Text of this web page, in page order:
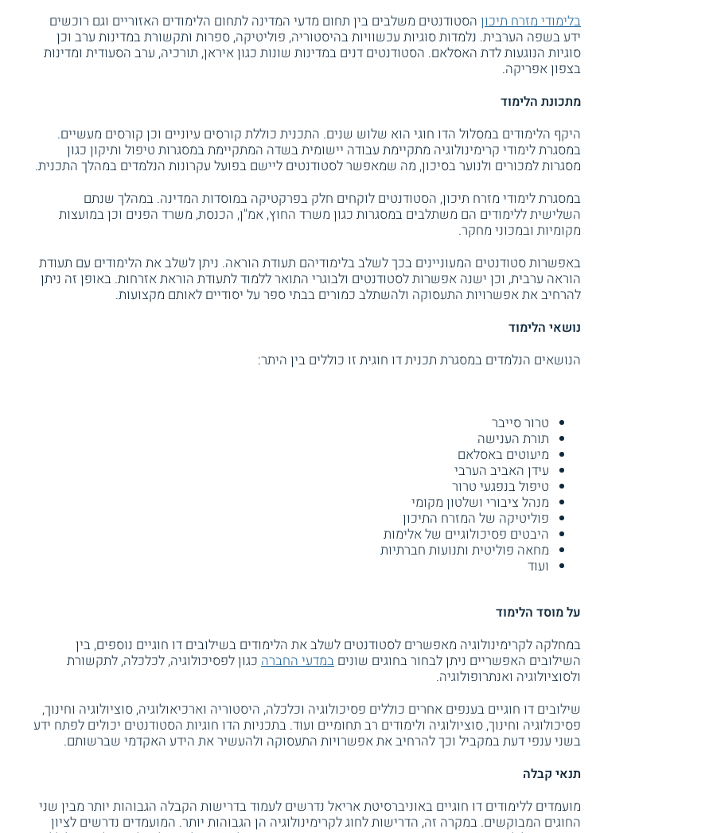
בלימודי מזרח תיכון הסטודנטים משלבים בין תחום מדעי המדינה לתחום הלימודים האזוריים וגם רוכשים
ידע בשפה הערבית. נלמדות סוגיות עכשוויות בהיסטוריה, פוליטיקה, ספרות ותקשורת במדינות ערב וכן
סוגיות הנוגעות לדת האסלאם. הסטודנטים דנים במדינות שונות כגון איראן, תורכיה, ערב הסעודית ומדינות
בצפון אפריקה.
מתכונת הלימוד
היקף הלימודים במסלול הדו חוגי הוא שלוש שנים. התכנית כוללת קורסים עיוניים וכן קורסים מעשיים.
במסגרת לימודי קרימינולוגיה מתקיימת עבודה יישומית בשדה המתקיימת במסגרות טיפול ותיקון כגון
מסגרות למכורים ולנוער בסיכון, מה שמאפשר לסטודנטים ליישם בפועל עקרונות הנלמדים במהלך התכנית.
במסגרת לימודי מזרח תיכון, הסטודנטים לוקחים חלק בפרקטיקה במוסדות המדינה. במהלך שנתם
השלישית ללימודים הם משתלבים במסגרות כגון משרד החוץ, אמ"ן, הכנסת, משרד הפנים וכן במועצות
מקומיות ובמכוני מחקר.
באפשרות סטודנטים המעוניינים בכך לשלב בלימודיהם תעודת הוראה. ניתן לשלב את הלימודים עם תעודת
הוראה ערבית, וכן ישנה אפשרות לסטודנטים ולבוגרי התואר ללמוד לתעודת הוראת אזרחות. באופן זה ניתן
להרחיב את אפשרויות התעסוקה ולהשתלב כמורים בבתי ספר על יסודיים לאותם מקצועות.
נושאי הלימוד
הנושאים הנלמדים במסגרת תכנית דו חוגית זו כוללים בין היתר:
טרור סייבר
תורת הענישה
מיעוטים באסלאם
עידן האביב הערבי
טיפול בנפגעי טרור
מנהל ציבורי ושלטון מקומי
פוליטיקה של המזרח התיכון
היבטים פסיכולוגיים של אלימות
מחאה פוליטית ותנועות חברתיות
ועוד
על מוסד הלימוד
במחלקה לקרימינולוגיה מאפשרים לסטודנטים לשלב את הלימודים בשילובים דו חוגיים נוספים, בין
השילובים האפשריים ניתן לבחור בחוגים שונים במדעי החברה כגון לפסיכולוגיה, לכלכלה, לתקשורת
ולסוציולוגיה ואנתרופולוגיה.
שילובים דו חוגיים בענפים אחרים כוללים פסיכולוגיה וכלכלה, היסטוריה וארכיאולוגיה, סוציולוגיה וחינוך,
פסיכולוגיה וחינוך, סוציולוגיה ולימודים רב תחומיים ועוד. בתכניות הדו חוגיות הסטודנטים יכולים לפתח ידע
בשני ענפי דעת במקביל וכך להרחיב את אפשרויות התעסוקה ולהעשיר את הידע האקדמי שברשותם.
תנאי קבלה
מועמדים ללימודים דו חוגיים באוניברסיטת אריאל נדרשים לעמוד בדרישות הקבלה הגבוהות יותר מבין שני
החוגים המבוקשים. במקרה זה, הדרישות לחוג לקרימינולוגיה הן הגבוהות יותר. המועמדים נדרשים לציון